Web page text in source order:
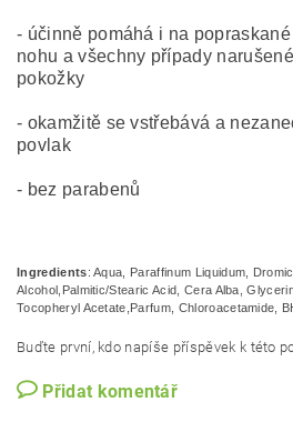
- účinně pomáhá i na
nohu a všechny případy
pokožky
- okamžitě se vstřebává a
povlak
- bez parabenů
Ingredients: Aqua, Paraffinum Liquidum,
Alcohol, Palmitic/Stearic Acid, Cera Alba,
Tocopheryl Acetate, Parfum, Chloroacetamide,
Buďte první, kdo napíše příspěvek k této
Přidat komentář